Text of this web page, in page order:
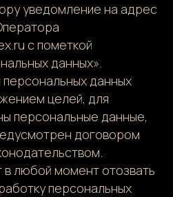
уведомление на адрес
с пометкой
данных».
данных
целей, для
персональные данные,
договором
любой момент отозвать
персональных